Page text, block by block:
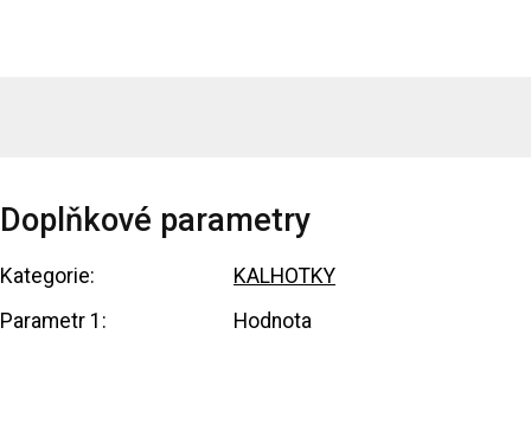
Doplňkové parametry
Kategorie:
KALHOTKY
Parametr 1 : Hodnota